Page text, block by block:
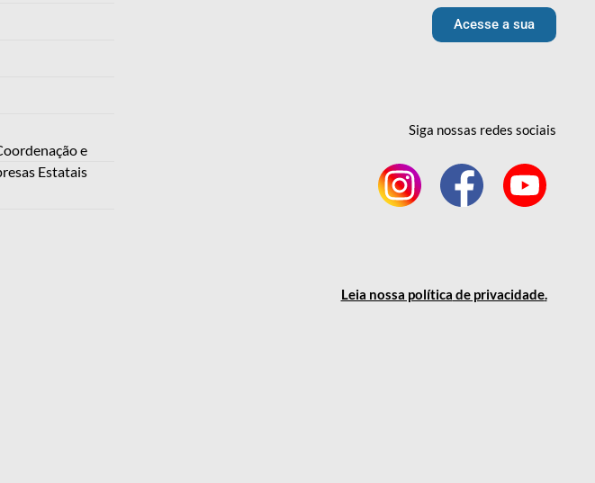
e
Estatais
Acesse a sua
Siga nossas redes sociais
Leia nossa política de privacidade.